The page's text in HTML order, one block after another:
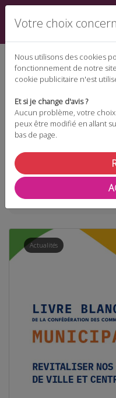
Espace
Espace adhérent
Taxonomie
Actualités
Votre choix
Nous utilisons des cookies
fonctionnement de notre
cookie publicitaire n'est
Et si je change d'avis ?
Aucun problème, votre
peux être modifié en allant
bas de page.